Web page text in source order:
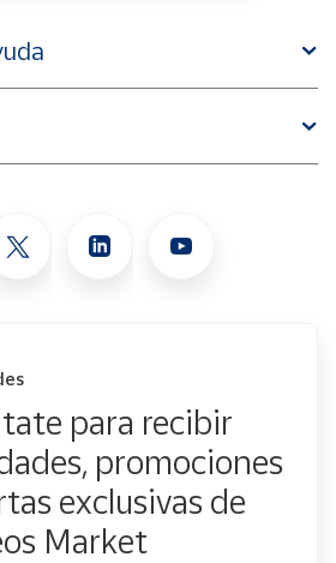
para recibir
promociones
exclusivas de
Market